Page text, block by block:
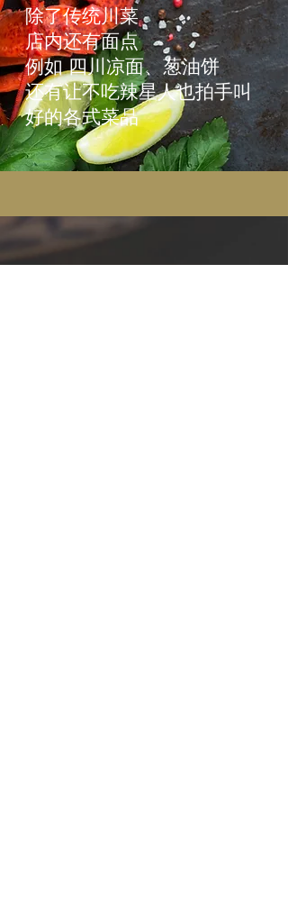
除了传统川菜
店内还有面点
例如 四川凉面、葱油饼
还有让不吃辣星人也拍手叫
好的各式菜品